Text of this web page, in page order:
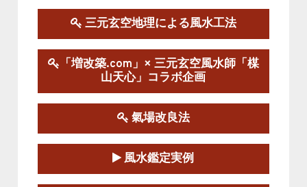
この講座の募集は終了しました。
陰宅三元玄空風水講座
2025-06-07～2025-06-08
この講座の募集は終了しました。
第１８期立命塾『実践的易学講座』
2025-06-21～2025-08-24
この講座の募集は終了しました。
三元玄空地理による風水工法
「増改築.com」× 三元玄空風水師「楳
山天心」コラボ企画
氣場改良法
風水鑑定実例